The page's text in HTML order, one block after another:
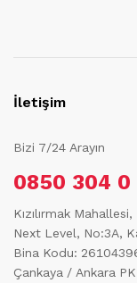
İletişim
Bizi 7/24 Arayın
0850 304 0
Kızılırmak
Next Level, No:3A,
Bina Kodu:
Çankaya / Ankara